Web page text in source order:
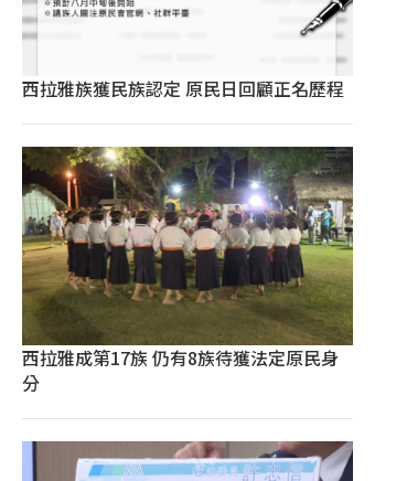
西拉雅族獲民族認定 原民日回顧正名歷程
西拉雅成第17族 仍有8族待獲法定原民身
分